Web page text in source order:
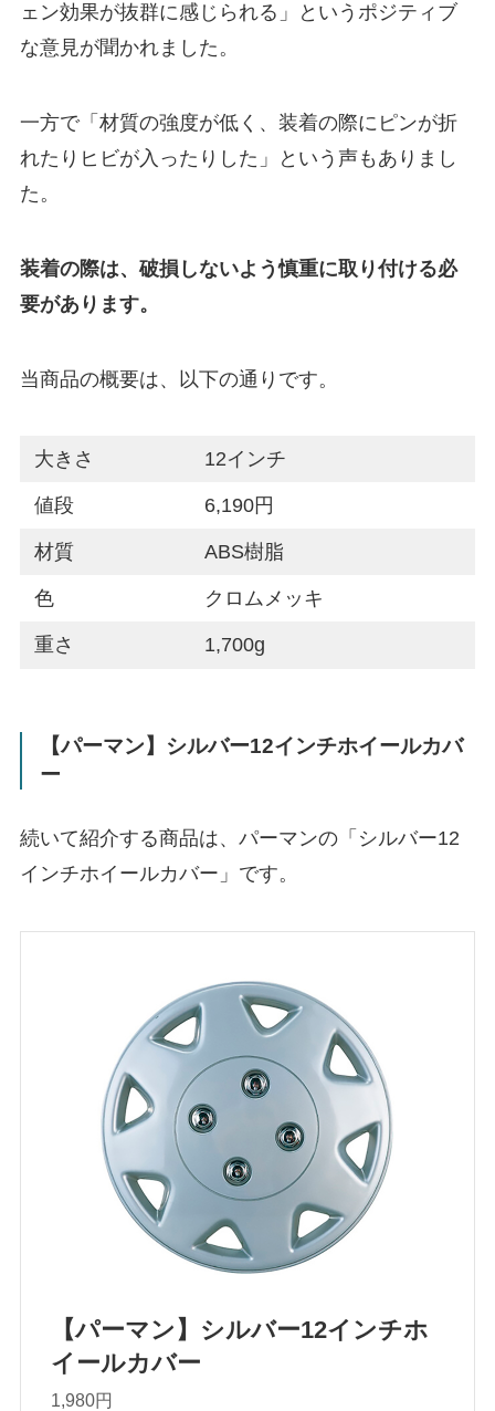
ェン効果が抜群に感じられる」というポジティブ
な意見が聞かれました。
一方で「材質の強度が低く、装着の際にピンが折
れたりヒビが入ったりした」という声もありまし
た。
装着の際は、破損しないよう慎重に取り付ける必
要があります。
当商品の概要は、以下の通りです。
大きさ 12インチ
値段 6,190円
材質 ABS樹脂
色 クロムメッキ
重さ 1,700g
【パーマン】シルバー12インチホイールカバ
ー
続いて紹介する商品は、パーマンの「シルバー12
インチホイールカバー」です。
【パーマン】シルバー12インチホ
イールカバー
1,980円